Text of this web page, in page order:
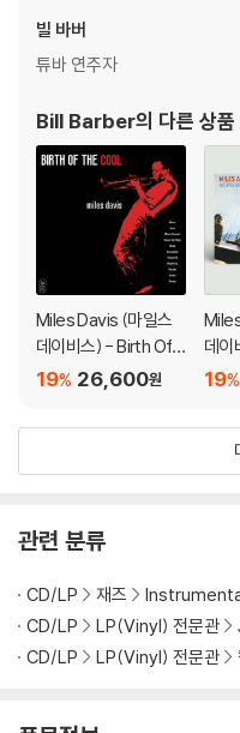
빌 바버
튜바 연주자
Bill Barber의 다른 상품
Miles Davis (마일스
데이비스) - Birth Of
The Cool [옐로우 컬
26,600원
19%
데
ead
19%
관련 분류
CD/LP 재즈
CD/LP
LP(Vinyl) 전문관
CD/LP
LP(Vinyl) 전문관